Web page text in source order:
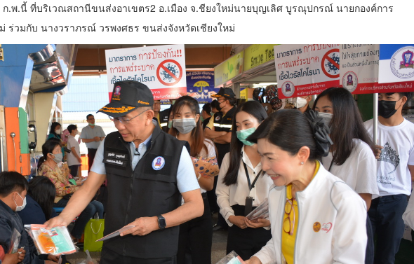
ก.พ.นี้ ที่บริเวณสถานีขนส่งอาเขตร2 อ.เมือง จ.ชียงใหม่นายบุญเลิศ บูรณุปกรณ์ นายกองค์การ
ร่วมกับ นางวราภรณ์ วรพงศธร ขนส่งจังหวัดเชียงใหม่